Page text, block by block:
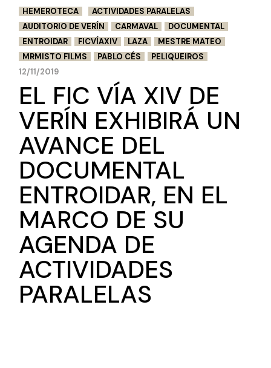
HEMEROTECA
ACTIVIDADES PARALELAS
AUDITORIO DE VERÍN
CARMAVAL
DOCUMENTAL
ENTROIDAR
FICVÍAXIV LAZA
MESTRE MATEO
MRMISTO FILMS
PABLO CÉS
PELIQUEIROS
12/11/2019
EL FIC VÍA XIV DE
VERÍN EXHIBIRÁ UN
AVANCE DEL
DOCUMENTAL
ENTROIDAR, EN EL
MARCO DE SU
AGENDA DE
ACTIVIDADES
PARALELAS